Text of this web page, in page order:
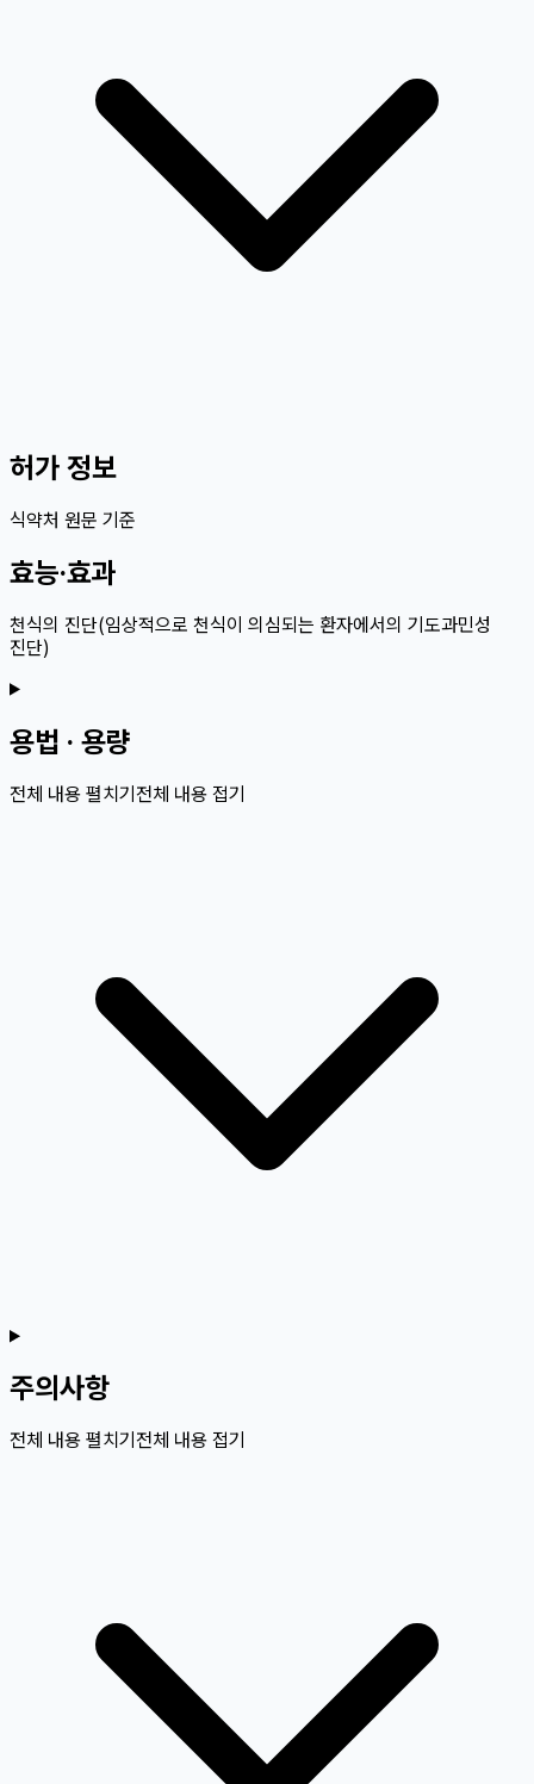
허가 정보
식약처 원문 기준
효능·효과
천식의 진단(임상적으로 천식이 의심되는 환자에서의 기도과민성
진단)
용법 · 용량
전체 내용 펼치기전체 내용 접기
주의사항
전체 내용 펼치기 전체 내용 접기